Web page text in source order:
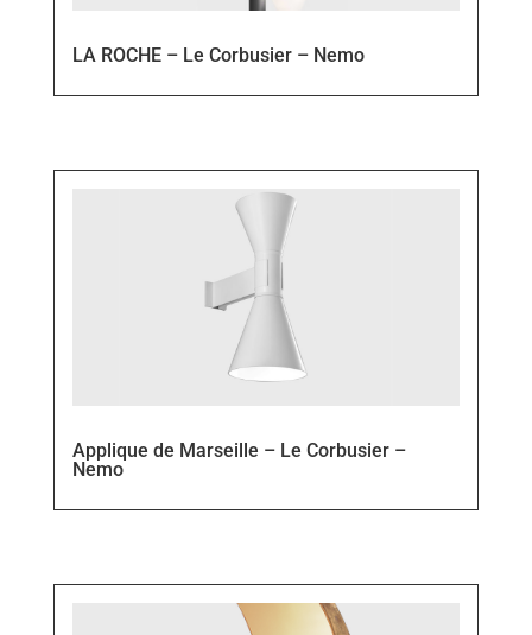
LA ROCHE – Le Corbusier – Nemo
Applique de Marseille – Le Corbusier –
Nemo